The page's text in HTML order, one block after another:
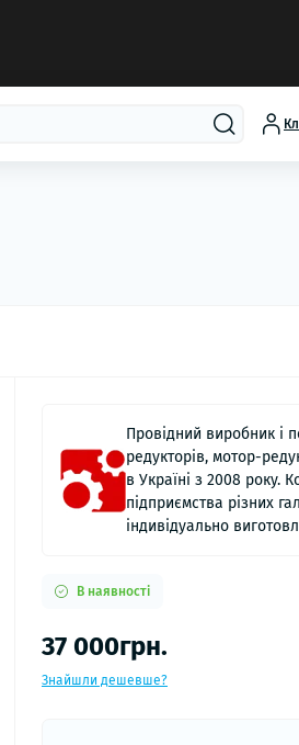
Провідний виробник і
редукторів, мотор-
в Україні з 2008 року.
підприємства різних
індивідуально
В наявності
37 000грн.
Знайшли дешевше?